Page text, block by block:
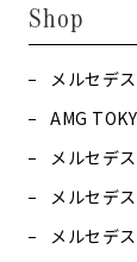
Shop
メルセデ
AMG
メルセデ
メルセデ
メルセデ